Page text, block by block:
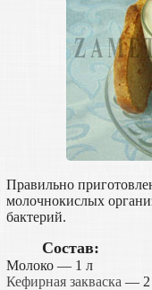
Правильно
молочнокислых
бактерий.
Состав:
Молоко — 1 л
Кефирная закваска — 2